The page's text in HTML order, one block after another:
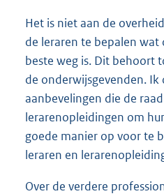
Het is niet aan de
de leraren te bepalen wat
beste weg is. Dit behoort
de onderwijsgevenden. Ik
aanbevelingen die de
lerarenopleidingen om
goede manier op voor te
leraren en
Over de verdere